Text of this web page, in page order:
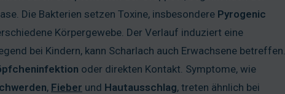
Die Bakterien setzen Toxine, insbesondere Pyrogenic
Körpergewebe. Der Verlauf induziert eine
bei Kindern, kann Scharlach auch Erwachsene betreffen.
oder direkten Kontakt. Symptome, wie
, Fieber und Hautausschlag, treten ähnlich bei